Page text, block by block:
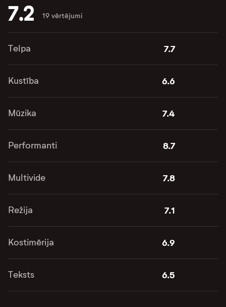
7.2 19 vērtējumi
Telpa 7.7
Kustība 6.6
Mūzika 7.4
Performanti 8.7
Multivide 7.8
Režija 7.1
Kostimērija 6.9
Teksts 6.5